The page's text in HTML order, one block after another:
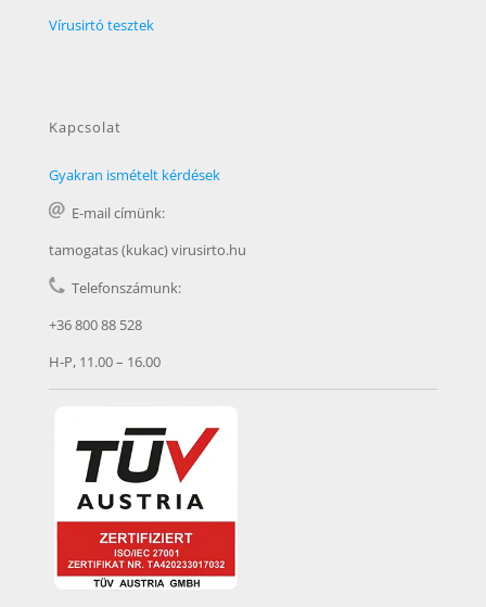
Vírusirtó tesztek
Kapcsolat
Gyakran ismételt kérdések
E-mail címünk:
tamogatas (kukac) virusirto.hu
Telefonszámunk:
+36 800 88 528
H-P, 11.00 – 16.00